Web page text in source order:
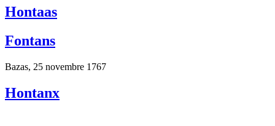
Hontaas
Fontans
Bazas, 25 novembre 1767
Hontanx